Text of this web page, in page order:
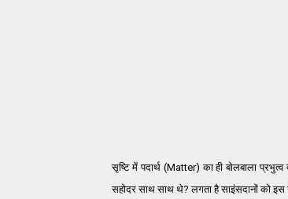
सृष्टि में पदार्थ (Matter) का ही बोलबाला
सहोदर साथ साथ थे? लगता है साइंसदानों को इस